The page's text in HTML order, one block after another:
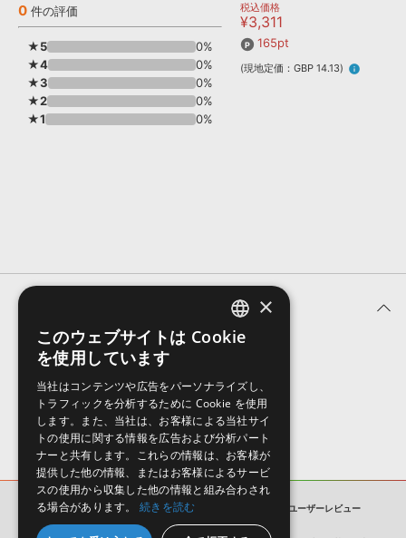
ソフトウェア／ツール »
DAW »
SONICWIREブログ »
DTMガイド »
FAQ »
音楽カード
APS
ソフト音源 プラグイン・エフェクト
ソフトウェア／ツール DAW 効果音
フォーマット
ランキング
0 件の評価
★5
0%
★4
0%
★3
0%
★2
0%
★1
0%
税込価格
¥3,311
165pt
(現地定価：GBP 14.13) info
ユーザーレビュー (0件)
表示順
Full MIDI Tracks Series: Dreamy Piano Vol 1 ユーザーレビュー
ENGLISH
×
このウェブサイトは Cookie
を使用しています
当社はコンテンツや広告をパーソナライズし、
トラフィックを分析するために Cookie を使用
します。また、当社は、お客様による当社サイ
トの使用に関する情報を広告および分析パート
ナーと共有します。これらの情報は、お客様が
提供した他の情報、またはお客様によるサービ
スの使用から収集した他の情報と組み合わされ
る場合があります。
続きを読む